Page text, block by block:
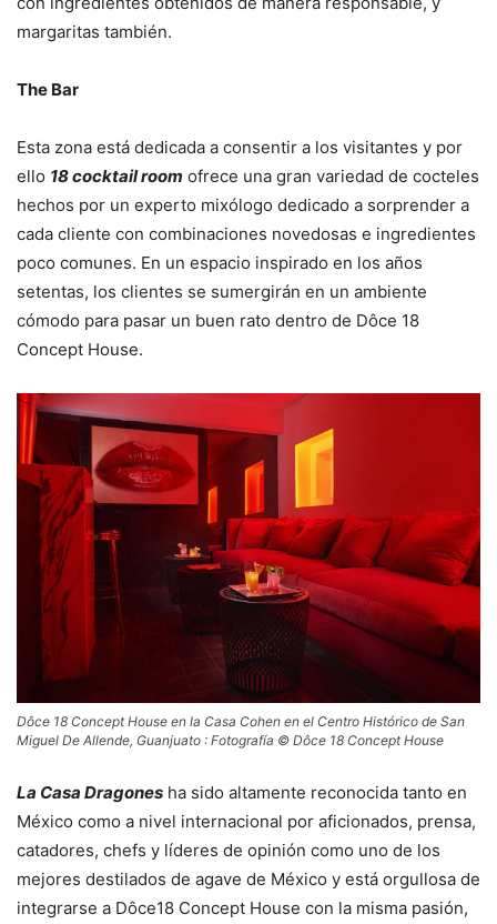
margaritas también.
The Bar
Esta zona está dedicada a consentir a los visitantes y por
ello 18 cocktail room ofrece una gran variedad de cocteles
hechos por un experto mixólogo dedicado a sorprender a
cada cliente con combinaciones novedosas e ingredientes
poco comunes. En un espacio inspirado en los años
setentas, los clientes se sumergirán en un ambiente
cómodo para pasar un buen rato dentro de Dôce 18
Concept House.
Dôce 18 Concept House en la Casa Cohen en el Centro Histórico de San
Miguel De Allende, Guanjuato : Fotografía © Dôce 18 Concept House
La Casa Dragones ha sido altamente reconocida tanto en
México como a nivel internacional por aficionados, prensa,
catadores, chefs y líderes de opinión como uno de los
mejores destilados de agave de México y está orgullosa de
integrarse a Dôce18 Concept House con la misma pasión,